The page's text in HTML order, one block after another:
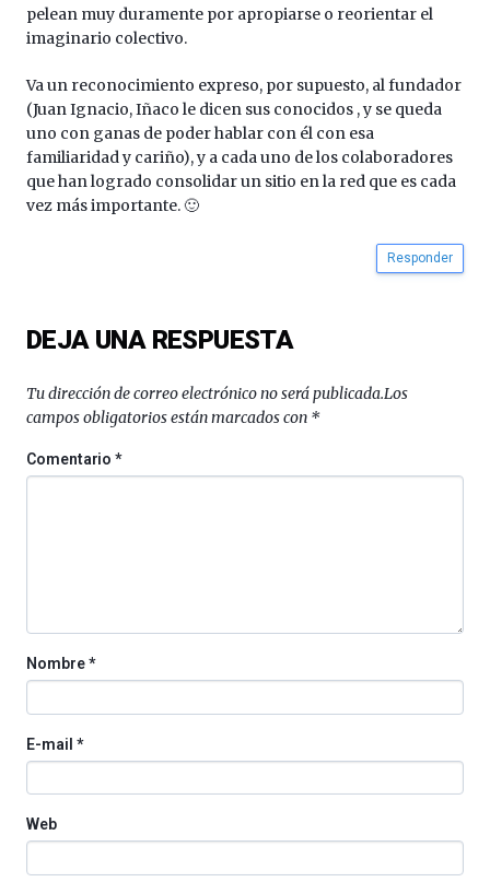
pelean muy duramente por apropiarse o reorientar el
imaginario colectivo.
Va un reconocimiento expreso, por supuesto, al fundador
(Juan Ignacio, Iñaco le dicen sus conocidos , y se queda
uno con ganas de poder hablar con él con esa
familiaridad y cariño), y a cada uno de los colaboradores
que han logrado consolidar un sitio en la red que es cada
vez más importante. 🙂
Responder
DEJA UNA RESPUESTA
Tu dirección de correo electrónico no será publicada.Los
campos obligatorios están marcados con *
Comentario*
Nombre*
E-mail *
Web